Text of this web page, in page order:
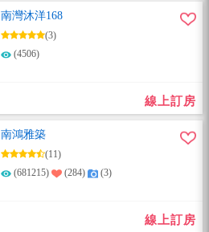
南灣沐洋168
(3)
(4506)
線上訂房
南鴻雅築
(11)
(681215)
(284) (3)
線上訂房